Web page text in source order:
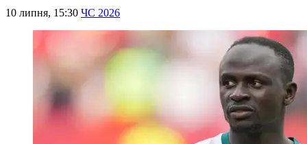
10 липня, 15:30 ЧС 2026